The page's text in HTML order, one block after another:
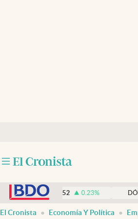
Otras secciones
$ 1521,52 0.23% DÓLAR BNA
El Cronista Economía Y Política